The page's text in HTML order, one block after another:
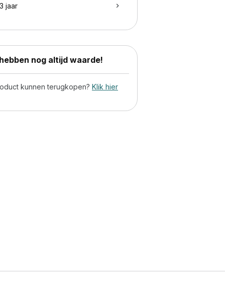
jaar
nog altijd waarde!
kunnen terugkopen? Klik hier